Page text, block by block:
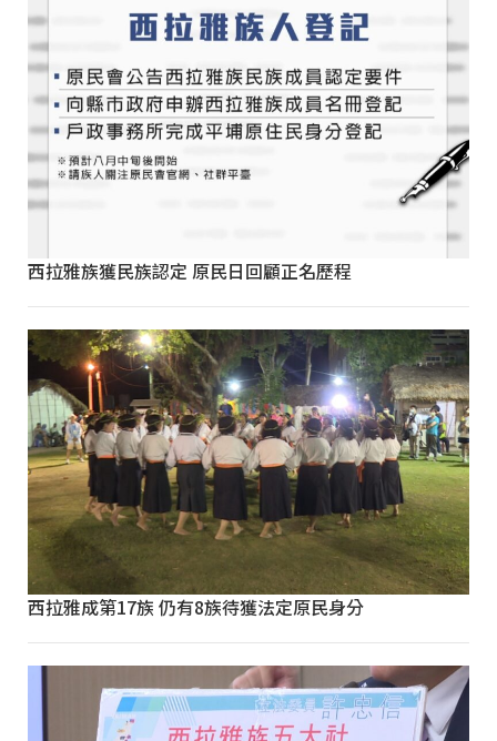
西拉雅族獲民族認定 原民日回顧正名歷程
西拉雅成第17族 仍有8族待獲法定原民身分